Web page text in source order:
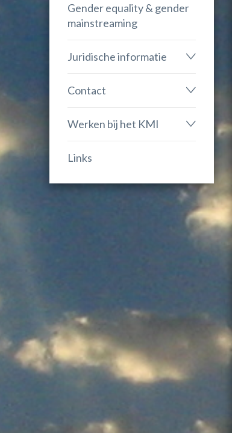
Gender equality & gender
mainstreaming
Juridische informatie
Contact
Werken bij het KMI
Links